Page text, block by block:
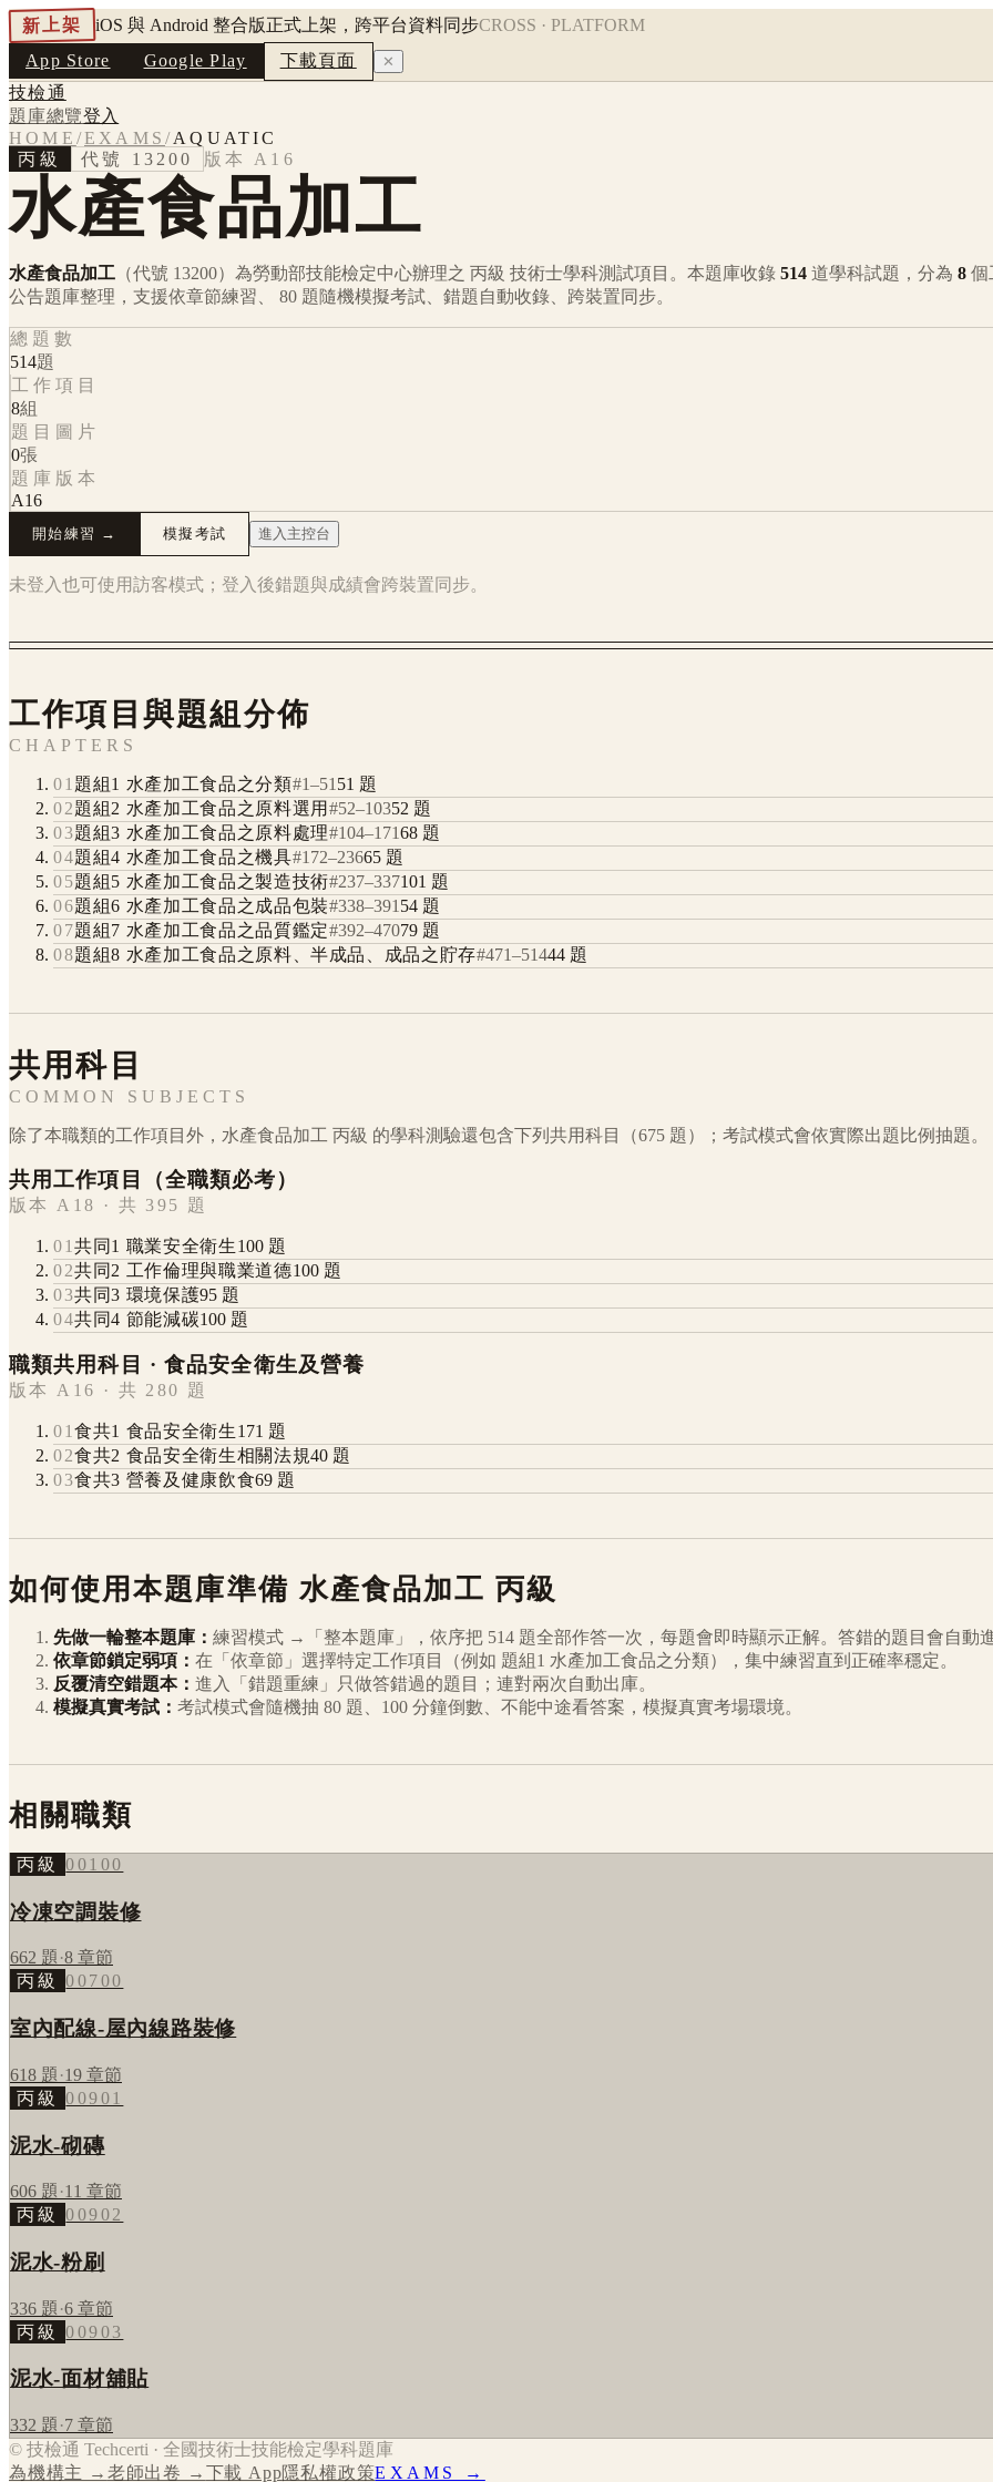
新上架 iOS 與 Android 整合版正式上架，跨平台資料同步CROSS · PLATFORM
App Store
Google Play 下載頁面 ✕
技檢通
題庫總覽登入
HOME /EXAMS/AQUATIC
丙級
代號 13200 版本 A16
水產食品加工
水產食品加工 （代號 13200） 為勞動部技能檢定中心辦理之 丙級 技術士學科測試項目。本題庫收錄 514 道學科試題，分為 8 個
公告題庫整理，支援依章節練習、 80 題隨機模擬考試、錯題自動收錄、跨裝置同步。
總題數
514題
工作項目
8組
題目圖片
0張
題庫版本
A16
開始練習 → 模擬考試 進入主控台
未登入也可使用訪客模式；登入後錯題與成績會跨裝置同步。
工作項目與題組分佈
CHAPTERS
01 題組1 水產加工食品之分類#1–51 51 題
02題組2 水產加工食品之原料選用 #52–10352 題
03題組3 水產加工食品之原料處理#104–17168題
04題組4 水產加工食品之機具#172–23665題
05題組5 水產加工食品之製造技術#237–337101 題
06題組6 水產加工食品之成品包裝#338–391 54題
07題組7 水產加工食品之品質鑑定#392–47079題
08題組8 水產加工食品之原料、半成品、成品之貯存#471–51444題
共用科目
COMMON SUBJECTS
除了本職類的工作項目外， 水產食品加工 丙級 的學科測驗還包含下列共用科目（675 題）；考試模式會依實際出題比例抽題。
共用工作項目（全職類必考）
版本 A18 · 共 395 題
01共同1 職業安全衛生100題
02共同2 工作倫理與職業道德100題
03共同3 環境保護95 題
04共同4 節能減碳100 題
職類共用科目 · 食品安全衛生及營養
版本 A16 · 共 280 題
01食共1 食品安全衛生171 題
02食共2 食品安全衛生相關法規40 題
03食共3 營養及健康飲食69 題
如何使用本題庫準備水產食品加工 丙級
先做一輪整本題庫： 練習模式 →「整本題庫」，依序把 514 題全部作答一次，每題會即時顯示正解。答錯的題目會自動
依章節鎖定弱項： 在「依章節」選擇特定工作項目（例如 題組1 水產加工食品之分類），集中練習直到正確率穩定。
反覆清空錯題本： 進入「錯題重練」只做答錯過的題目；連對兩次自動出庫。
模擬真實考試： 考試模式會隨機抽 80 題、100 分鐘倒數、不能中途看答案，模擬真實考場環境。
相關職類
丙級 00100
冷凍空調裝修
662 題 ·8 章節
丙級
00700
室內配線-屋內線路裝修
618 題 ·19 章節
丙級
00901
泥水-砌磚
606 題 ·11 章節
丙級
00902
泥水-粉刷
336 題 ·6 章節
丙級
00903
泥水-面材舖貼
332 題 ·7 章節
© 技檢通 Techcerti · 全國技術士技能檢定學科題庫
為機構主 → 老師出卷 → 下載 App隱私權政策EXAMS →